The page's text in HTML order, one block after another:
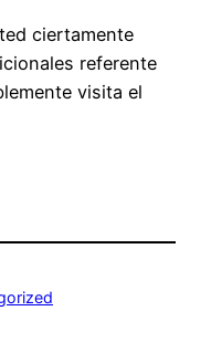
ciertamente
referente
visita el